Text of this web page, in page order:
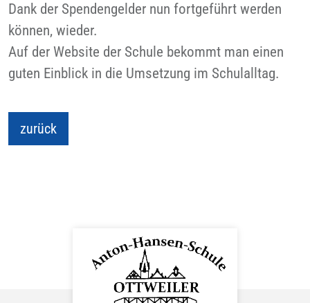
Dank der Spendengelder nun fortgeführt werden
können, wieder.
Auf der Website der Schule bekommt man einen
guten Einblick in die Umsetzung im Schulalltag.
zurück